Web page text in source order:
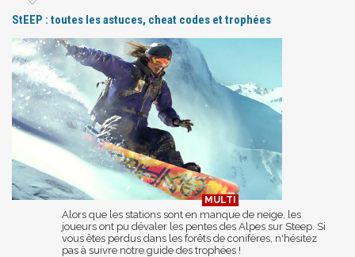
StEEP : toutes les astuces, cheat codes et trophées
Alors que les stations sont en manque de neige, les
joueurs ont pu dévaler les pentes des Alpes sur Steep. Si
vous êtes perdus dans les forêts de conifères, n'hésitez
pas à suivre notre guide des trophées !